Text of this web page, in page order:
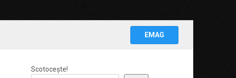
EMAG
Scotocește!